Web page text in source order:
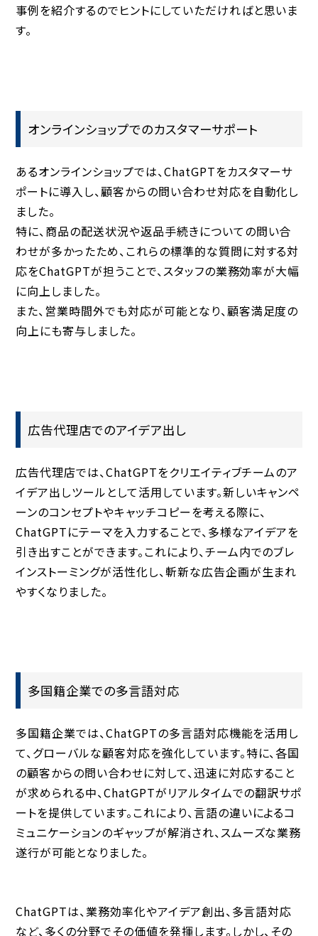
事例を紹介するのでヒントにしていただければと思いま
す。
オンラインショップでのカスタマーサポート
あるオンラインショップでは、ChatGPTをカスタマーサ
ポートに導入し、顧客からの問い合わせ対応を自動化し
ました。
特に、商品の配送状況や返品手続きについての問い合
わせが多かったため、これらの標準的な質問に対する対
応をChatGPTが担うことで、スタッフの業務効率が大幅
に向上しました。
また、営業時間外でも対応が可能となり、顧客満足度の
向上にも寄与しました。
広告代理店でのアイデア出し
広告代理店では、ChatGPTをクリエイティブチームのア
イデア出しツールとして活用しています。新しいキャンペ
ーンのコンセプトやキャッチコピーを考える際に、
ChatGPTにテーマを入力することで、多様なアイデアを
引き出すことができます。これにより、チーム内でのブレ
インストーミングが活性化し、斬新な広告企画が生まれ
やすくなりました。
多国籍企業での多言語対応
多国籍企業では、ChatGPTの多言語対応機能を活用し
て、グローバルな顧客対応を強化しています。特に、各国
の顧客からの問い合わせに対して、迅速に対応すること
が求められる中、ChatGPTがリアルタイムでの翻訳サポ
ートを提供しています。これにより、言語の違いによるコ
ミュニケーションのギャップが解消され、スムーズな業務
遂行が可能となりました。
ChatGPTは、業務効率化やアイデア創出、多言語対応
など、多くの分野でその価値を発揮します。しかし、その